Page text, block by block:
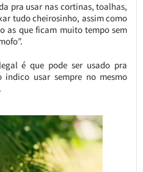
pra usar nas cortinas, toalhas,
tudo cheirosinho, assim como
as que ficam muito tempo sem
é que pode ser usado pra
indico usar sempre no mesmo